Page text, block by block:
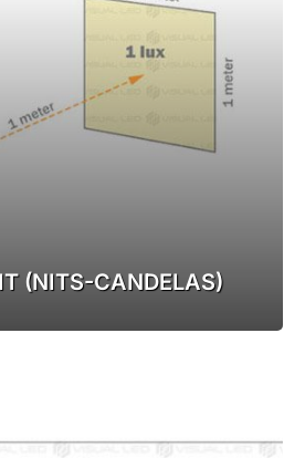
(NITS-CANDELAS)